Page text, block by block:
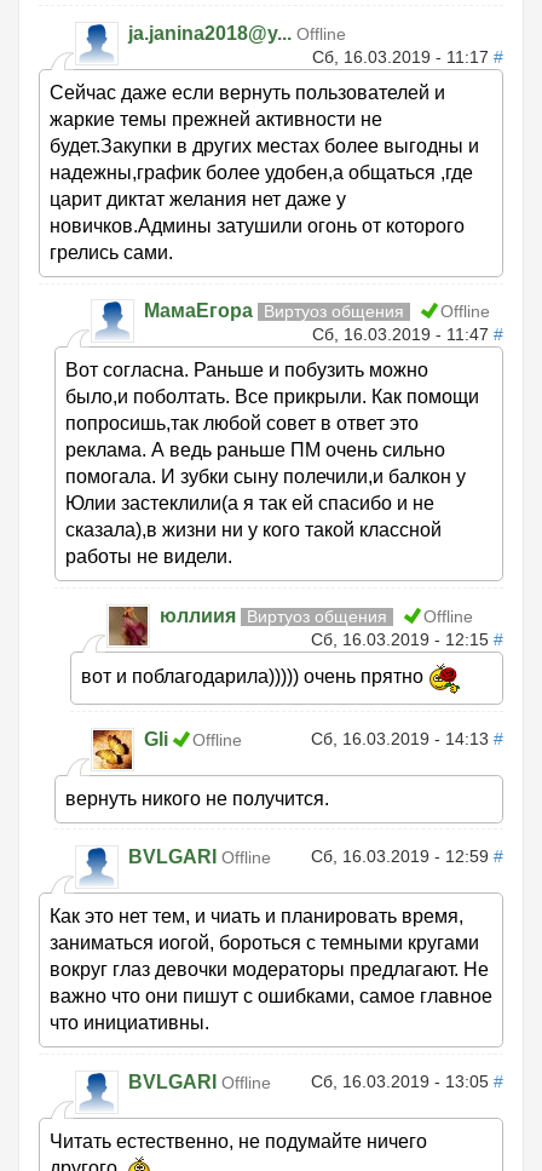
ja.janina2018@y... Offline
Сб, 16.03.2019 - 11:17 #
Сейчас даже если вернуть пользователей и
жаркие темы прежней активности не
будет.Закупки в других местах более выгодны и
надежны,график более удобен,а общаться ,где
царит диктат желания нет даже у
новичков.Админы затушили огонь от которого
грелись сами.
МамаЕгора Виртуоз общения
Offline
Сб, 16.03.2019 - 11:47 #
Вот согласна. Раньше и побузить можно
было,и поболтать. Все прикрыли. Как помощи
попросишь,так любой совет в ответ это
реклама. А ведь раньше ПМ очень сильно
помогала. И зубки сыну полечили,и балкон у
Юлии застеклили(а я так ей спасибо и не
сказала),в жизни ни у кого такой классной
работы не видели.
юллиия Виртуоз общения
Offline
Сб, 16.03.2019 - 12:15 #
вот и поблагодарила))))) очень прятно
Gli Offline Сб, 16.03.2019 - 14:13 #
вернуть никого не получится.
BVLGARI Offline Сб, 16.03.2019 - 12:59 #
Как это нет тем, и чиать и планировать время,
заниматься иогой, бороться с темными кругами
вокруг глаз девочки модераторы предлагают. Не
важно что они пишут с ошибками, самое главное
что инициативны.
BVLGARI Offline Сб, 16.03.2019 - 13:05 #
Читать естественно, не подумайте ничего